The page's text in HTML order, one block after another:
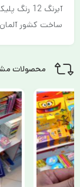
آبرنگ 12
ساخت کشور
محصولات